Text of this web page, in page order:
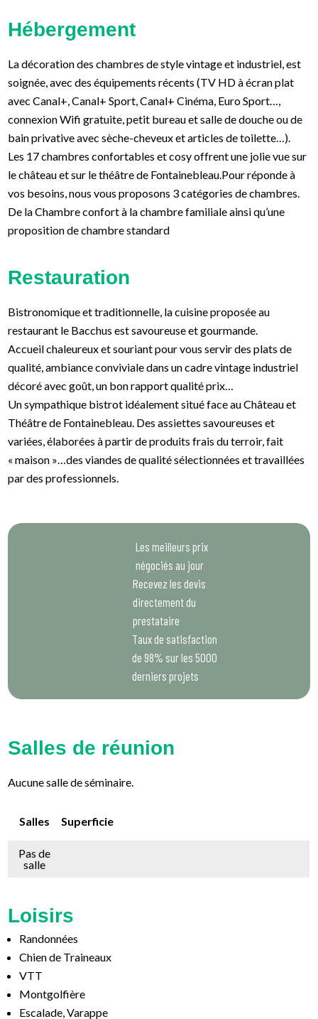
Hébergement
La décoration des chambres de style vintage et industriel, est
soignée, avec des équipements récents (TV HD à écran plat
avec Canal+, Canal+ Sport, Canal+ Cinéma, Euro Sport…,
connexion Wifi gratuite, petit bureau et salle de douche ou de
bain privative avec sèche-cheveux et articles de toilette…).
Les 17 chambres confortables et cosy offrent une jolie vue sur
le château et sur le théâtre de Fontainebleau.Pour réponde à
vos besoins, nous vous proposons 3 catégories de chambres.
De la Chambre confort à la chambre familiale ainsi qu’une
proposition de chambre standard
Restauration
Bistronomique et traditionnelle, la cuisine proposée au
restaurant le Bacchus est savoureuse et gourmande.
Accueil chaleureux et souriant pour vous servir des plats de
qualité, ambiance conviviale dans un cadre vintage industriel
décoré avec goût, un bon rapport qualité prix…
Un sympathique bistrot idéalement situé face au Château et
Théâtre de Fontainebleau. Des assiettes savoureuses et
variées, élaborées à partir de produits frais du terroir, fait
« maison »…des viandes de qualité sélectionnées et travaillées
par des professionnels.
Les meilleurs prix
négociés au jour
Recevez les devis
directement du
prestataire
Taux de satisfaction
de 98% sur les 5000
derniers projets
Salles de réunion
Aucune salle de séminaire.
Salles Superficie
Pas de
salle
Loisirs
Randonnées
Chien de Traineaux
VTT
Montgolfière
Escalade, Varappe